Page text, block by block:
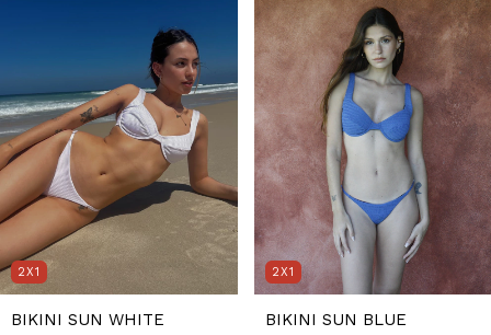
2X1
BIKINI SUN WHITE
2X1
BIKINI SUN BLUE